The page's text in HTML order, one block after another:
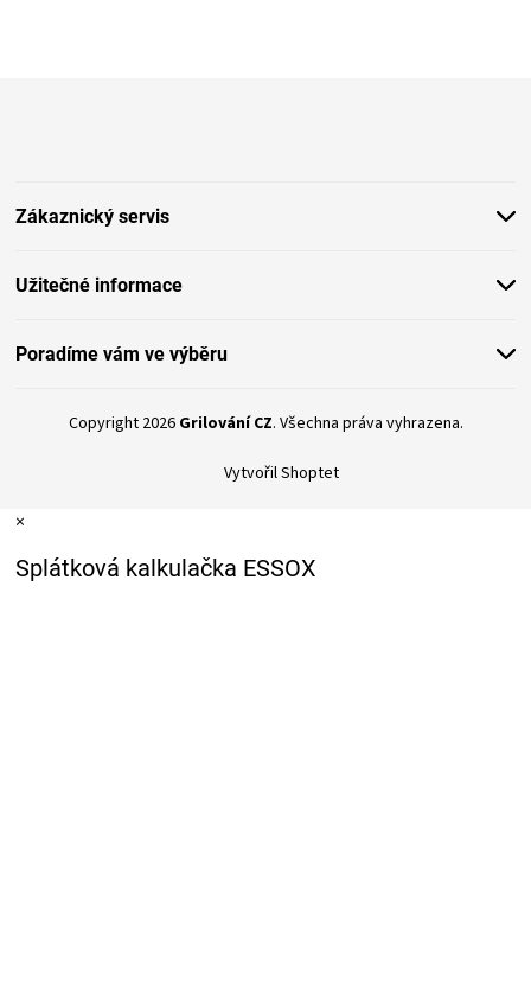
Zákaznický servis
Užitečné informace
Poradíme vám ve výběru
Vytvořil Shoptet
Copyright 2026 Grilování CZ. Všechna práva vyhrazena.
×
Splátková kalkulačka ESSOX